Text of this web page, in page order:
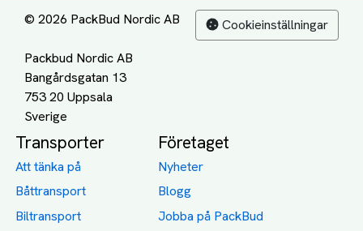
© 2026 PackBud Nordic AB
Packbud Nordic AB
Bangårdsgatan 13
753 20 Uppsala
Cookieinställningar
Transporter
Att tänka på
Båttransport
Biltransport
Företaget
Nyheter
Blogg
Jobba på PackBud